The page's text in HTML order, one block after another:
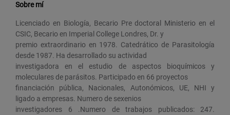
Sobre mí
Licenciado en Biología, Becario Pre doctoral Ministerio en el
CSIC, Becario en Imperial College Londres, Dr. y
premio extraordinario en 1978. Catedrático de Parasitología
desde 1987. Ha desarrollado su actividad
investigadora en el estudio de aspectos bioquímicos y
moleculares de parásitos. Participado en 66 proyectos
financiación pública, Nacionales, Autonómicos, UE, NHI y
ligado a empresas. Numero de sexenios
investigadores 6 .Numero de trabajos publicados: 247.